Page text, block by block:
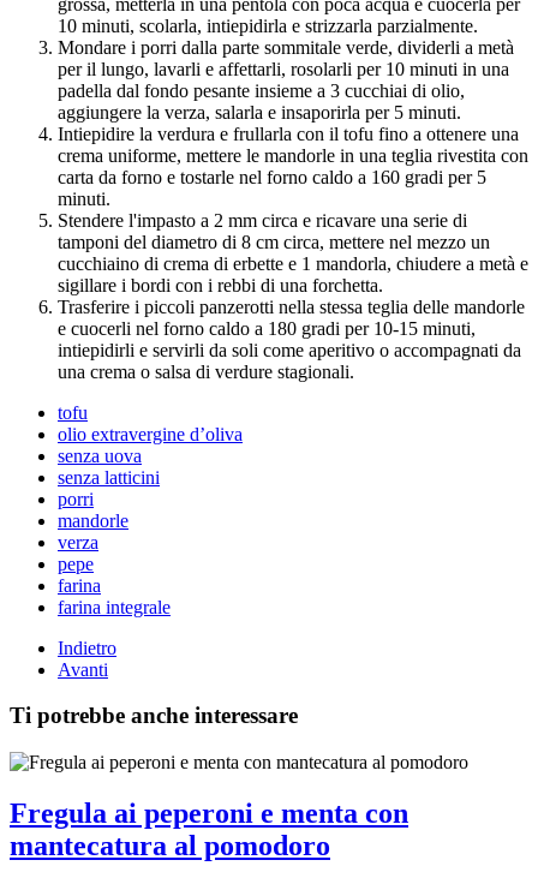
10 minuti, scolarla, intiepidirla e strizzarla parzialmente.
Mondare i porri dalla parte sommitale verde, dividerli a metà
per il lungo, lavarli e affettarli, rosolarli per 10 minuti in una
padella dal fondo pesante insieme a 3 cucchiai di olio,
aggiungere la verza, salarla e insaporirla per 5 minuti.
Intiepidire la verdura e frullarla con il tofu fino a ottenere una
crema uniforme, mettere le mandorle in una teglia rivestita con
carta da forno e tostarle nel forno caldo a 160 gradi per 5
minuti.
Stendere l'impasto a 2 mm circa e ricavare una serie di
tamponi del diametro di 8 cm circa, mettere nel mezzo un
cucchiaino di crema di erbette e 1 mandorla, chiudere a metà e
sigillare i bordi con i rebbi di una forchetta.
Trasferire i piccoli panzerotti nella stessa teglia delle mandorle
e cuocerli nel forno caldo a 180 gradi per 10-15 minuti,
intiepidirli e servirli da soli come aperitivo o accompagnati da
una crema o salsa di verdure stagionali.
tofu
olio extravergine d’oliva
senza uova
senza latticini
porri
mandorle
verza
pepe
farina
farina integrale
Indietro
Avanti
Ti potrebbe anche interessare
Fregula ai peperoni e menta con
mantecatura al pomodoro